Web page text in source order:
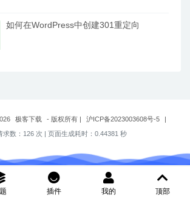
如何在WordPress中创建301重定向
极客下载 - 版权所有 沪ICP备2023003608号-5
求数：126 次
页面生成耗时：0.44381 秒
插件 我的 顶部